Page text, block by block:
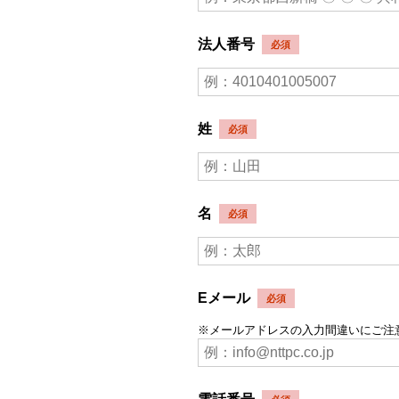
法人番号
姓
名
Eメール
※メールアドレスの入力間違いにご注